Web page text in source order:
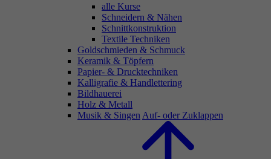
alle Kurse
Schneidern & Nähen
Schnittkonstruktion
Textile Techniken
Goldschmieden & Schmuck
Keramik & Töpfern
Papier- & Drucktechniken
Kalligrafie & Handlettering
Bildhauerei
Holz & Metall
Musik & Singen Auf- oder Zuklappen